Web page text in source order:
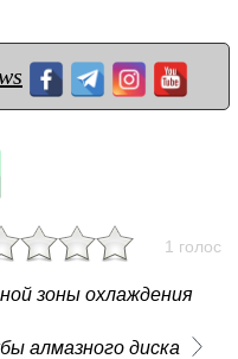
1 голос
зоны охлаждения
алмазного диска